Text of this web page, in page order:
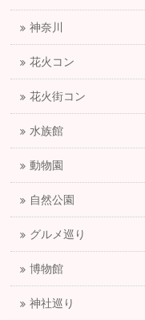
神奈川
花火コン
花火街コン
水族館
動物園
自然公園
グルメ巡り
博物館
神社巡り